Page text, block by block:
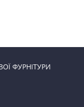
ФУРНІТУРИ